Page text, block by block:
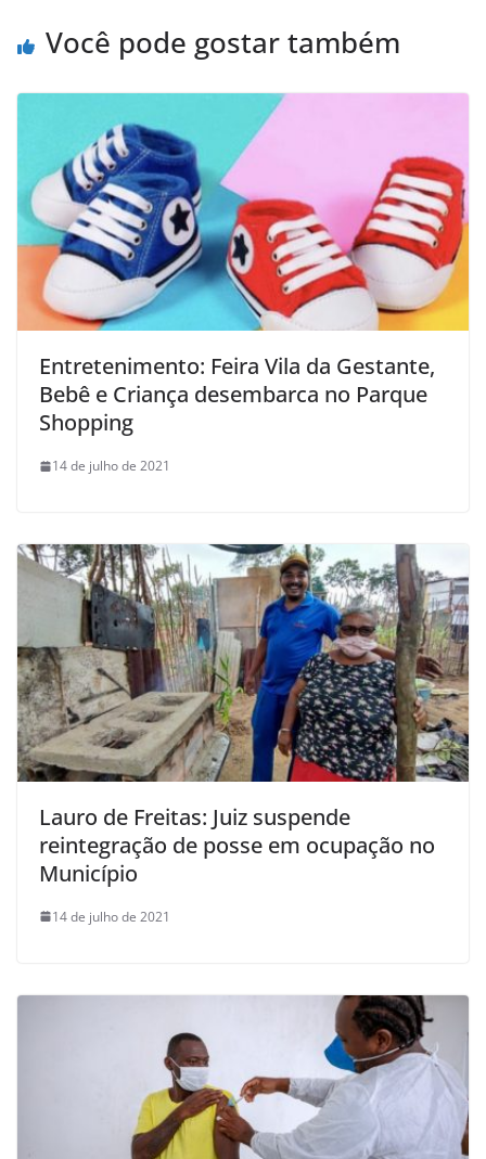
p o
Você pode gostar também
Entretenimento: Feira Vila da Gestante,
Bebê e Criança desembarca no Parque
Shopping
14 de julho de 2021
Lauro de Freitas: Juiz suspende
reintegração de posse em ocupação no
Município
14 de julho de 2021